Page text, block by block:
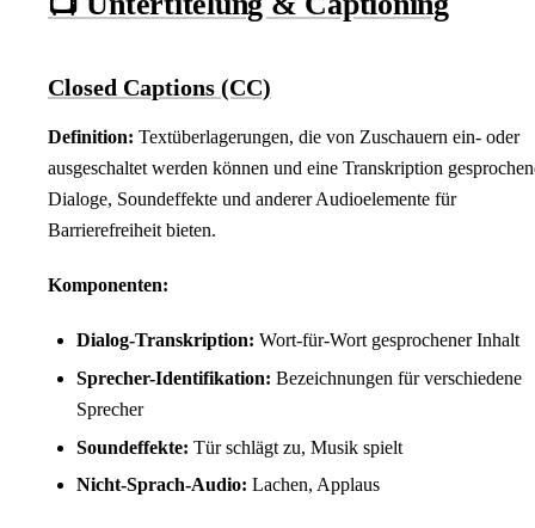
Closed Captions (CC)
Definition: Textüberlagerungen, die von Zuschauern ein- oder
ausgeschaltet werden können und eine Transkription
Dialoge, Soundeffekte und anderer Audioelemente für
Barrierefreiheit bieten.
Komponenten:
Dialog-Transkription: Wort-für-Wort gesprochener Inhalt
Sprecher-Identifikation: Bezeichnungen für verschiedene
Sprecher
Soundeffekte: Tür schlägt zu, Musik spielt
Nicht-Sprach-Audio: Lachen, Applaus